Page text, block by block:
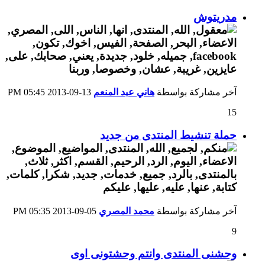
مدريتوش
آخر مشاركة بواسطة هاني عبد المنعم
05:45 PM
15
حملة تنشيط المنتدى من جديد
آخر مشاركة بواسطة محمد المصري
05:35 PM
9
وحشنى المنتدى وانتم وحشتونى اوى